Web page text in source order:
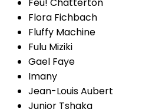
Flora Fichbach
Fluffy Machine
Fulu Miziki
Gael Faye
Imany
Jean-Louis Aubert
Junior Tshaka